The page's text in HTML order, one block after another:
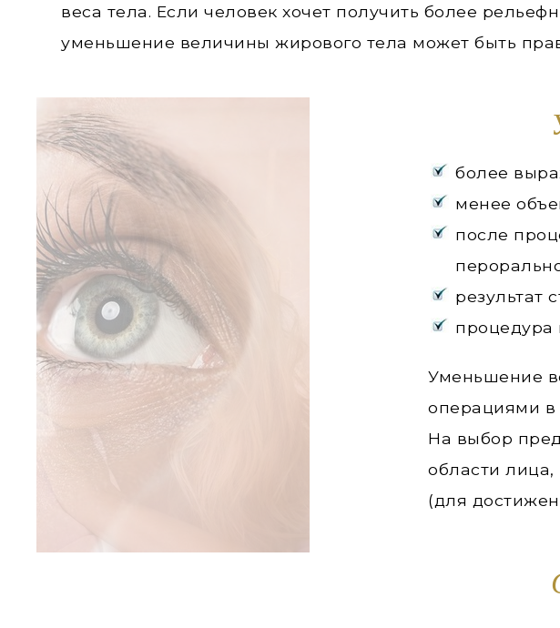
веса тела. Если человек хочет получить более
уменьшение величины жирового тела может быть
более
менее
после
результат
процедура
Уменьшение
операциями в
На выбор
области
(для